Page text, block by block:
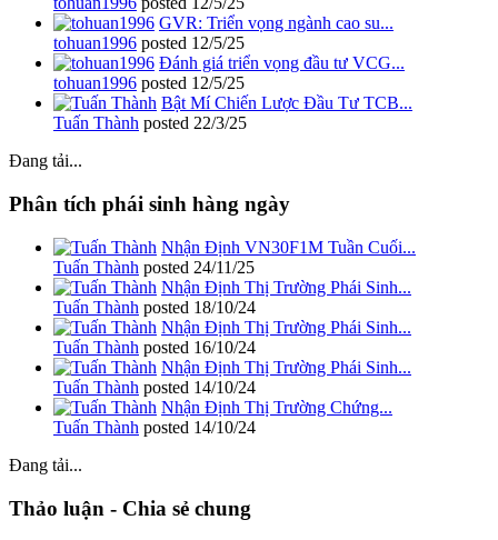
GVR: Triển vọng ngành cao su...
tohuan1996 posted 12/5/25
Đánh giá triển vọng đầu tư VCG...
tohuan1996 posted 12/5/25
Bật Mí Chiến Lược Đầu Tư TCB...
Tuấn Thành posted 22/3/25
Đang tải...
Phân tích phái sinh hàng ngày
Nhận Định VN30F1M Tuần Cuối...
Tuấn Thành posted 24/11/25
Nhận Định Thị Trường Phái Sinh...
Tuấn Thành posted 18/10/24
Nhận Định Thị Trường Phái Sinh...
Tuấn Thành posted 16/10/24
Nhận Định Thị Trường Phái Sinh...
Tuấn Thành posted 14/10/24
Nhận Định Thị Trường Chứng...
Tuấn Thành posted 14/10/24
Đang tải...
Thảo luận - Chia sẻ chung